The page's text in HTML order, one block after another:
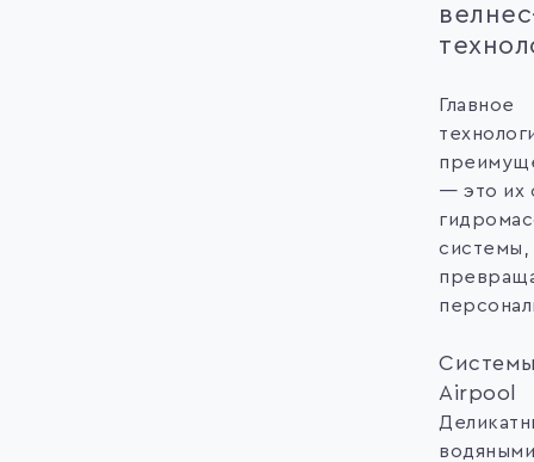
Главное
— это их
Airpool